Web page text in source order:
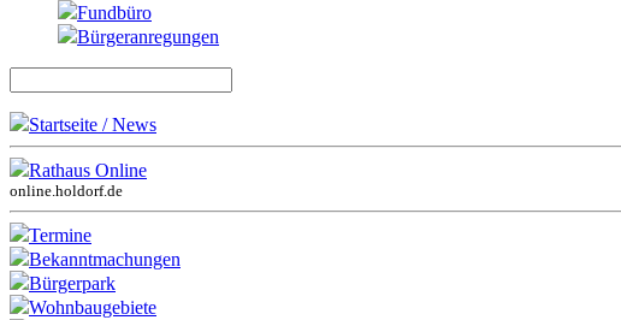
Fundbüro
Bürgeranregungen
Startseite / News
Rathaus Online
online.holdorf.de
Termine
Bekanntmachungen
Bürgerpark
Wohnbaugebiete